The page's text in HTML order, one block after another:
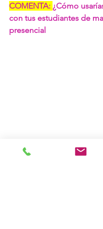
COMENTA: ¿Cómo
con tus estudiantes de
presencial